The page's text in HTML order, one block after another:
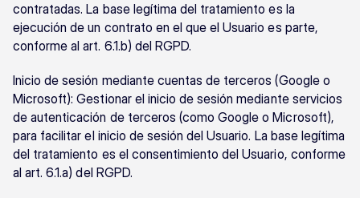
contratadas. La base legítima del tratamiento es la
ejecución de un contrato en el que el Usuario es parte,
conforme al art. 6.1.b) del RGPD.
Inicio de sesión mediante cuentas de terceros (Google o
Microsoft): Gestionar el inicio de sesión mediante servicios
de autenticación de terceros (como Google o Microsoft),
para facilitar el inicio de sesión del Usuario. La base legítima
del tratamiento es el consentimiento del Usuario, conforme
al art. 6.1.a) del RGPD.